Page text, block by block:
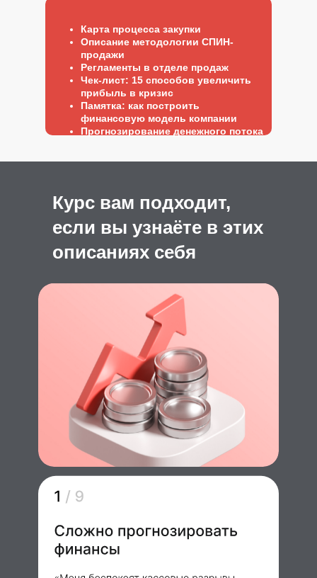
Карта процесса закупки
Описание методологии СПИН-
продажи
Регламенты в отделе продаж
Чек-лист: 15 способов увеличить
прибыль в кризис
Памятка: как построить
финансовую модель компании
Прогнозирование денежного потока
Курс вам подходит,
если вы узнаёте в этих
описаниях себя